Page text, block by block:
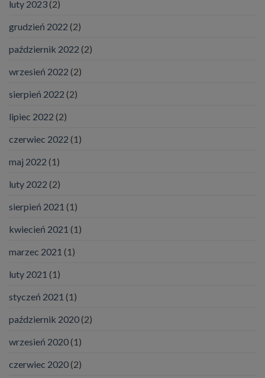
luty 2023(2)
grudzień 2022 (2)
październik 2022 (2)
wrzesień 2022 (2)
sierpień 2022 (2)
lipiec 2022 (2)
czerwiec 2022 (1)
maj 2022 (1)
luty 2022 (2)
sierpień 2021 (1)
kwiecień 2021 (1)
marzec 2021 (1)
luty 2021 (1)
styczeń 2021 (1)
październik 2020(2)
wrzesień 2020(1)
czerwiec 2020(2)